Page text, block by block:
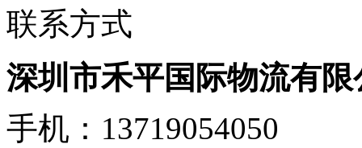
联系方式
深圳市禾平国际物流有限
手机：13719054050